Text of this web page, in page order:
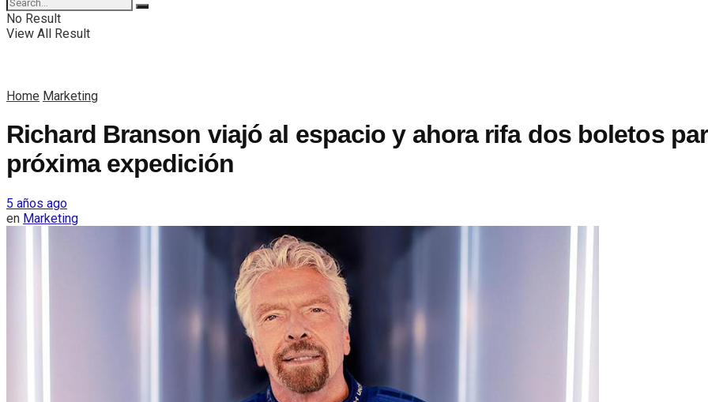
No Result
View All Result
Home Marketing
Richard Branson viajó al espacio y ahora rifa dos boletos
próxima expedición
5 años ago
en Marketing